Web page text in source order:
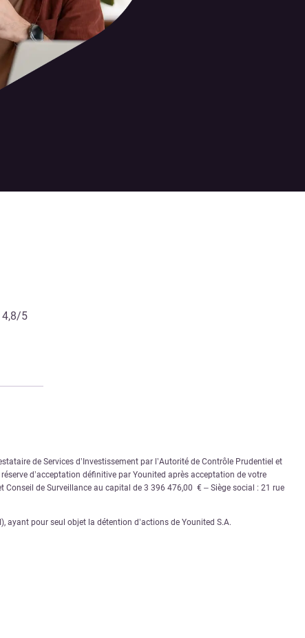
5
de Services d’Investissement par l’Autorité de Contrôle Prudentiel et
d’acceptation définitive par Younited après acceptation de votre
de Surveillance au capital de 3 396 476,00 € – Siège social : 21 rue
ayant pour seul objet la détention d’actions de Younited S.A.